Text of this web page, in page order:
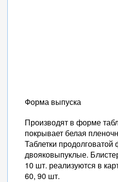
Форма выпуска
Производят в форме
покрывает белая
Таблетки
двояковыпуклые.
10 шт. реализуются в
60, 90 шт.